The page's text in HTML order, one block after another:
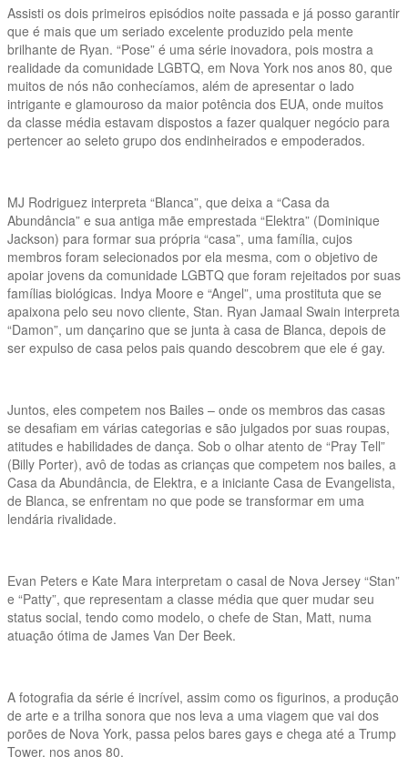
Assisti os dois primeiros episódios noite passada e já posso garantir
que é mais que um seriado excelente produzido pela mente
brilhante de Ryan. “Pose” é uma série inovadora, pois mostra a
realidade da comunidade LGBTQ, em Nova York nos anos 80, que
muitos de nós não conhecíamos, além de apresentar o lado
intrigante e glamouroso da maior potência dos EUA, onde muitos
da classe média estavam dispostos a fazer qualquer negócio para
pertencer ao seleto grupo dos endinheirados e empoderados.
MJ Rodriguez interpreta “Blanca”, que deixa a “Casa da
Abundância” e sua antiga mãe emprestada “Elektra” (Dominique
Jackson) para formar sua própria “casa”, uma família, cujos
membros foram selecionados por ela mesma, com o objetivo de
apoiar jovens da comunidade LGBTQ que foram rejeitados por suas
famílias biológicas. Indya Moore e “Angel”, uma prostituta que se
apaixona pelo seu novo cliente, Stan. Ryan Jamaal Swain interpreta
“Damon”, um dançarino que se junta à casa de Blanca, depois de
ser expulso de casa pelos pais quando descobrem que ele é gay.
Juntos, eles competem nos Bailes – onde os membros das casas
se desafiam em várias categorias e são julgados por suas roupas,
atitudes e habilidades de dança. Sob o olhar atento de “Pray Tell”
(Billy Porter), avô de todas as crianças que competem nos bailes, a
Casa da Abundância, de Elektra, e a iniciante Casa de Evangelista,
de Blanca, se enfrentam no que pode se transformar em uma
lendária rivalidade.
Evan Peters e Kate Mara interpretam o casal de Nova Jersey “Stan”
e “Patty”, que representam a classe média que quer mudar seu
status social, tendo como modelo, o chefe de Stan, Matt, numa
atuação ótima de James Van Der Beek.
A fotografia da série é incrível, assim como os figurinos, a produção
de arte e a trilha sonora que nos leva a uma viagem que vai dos
porões de Nova York, passa pelos bares gays e chega até a Trump
Tower, nos anos 80.